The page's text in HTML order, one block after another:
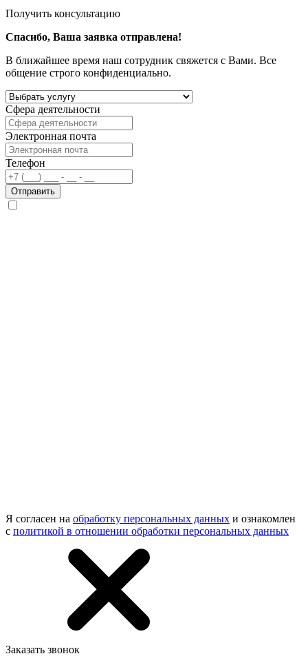
Получить консультацию
Спасибо, Ваша заявка отправлена!
В ближайшее время наш сотрудник свяжется с Вами. Все
общение строго конфиденциально.
Сфера деятельности
Электронная почта
Телефон
Отправить
Я согласен на обработку персональных данных и ознакомлен
с политикой в отношении обработки персональных данных
Заказать звонок